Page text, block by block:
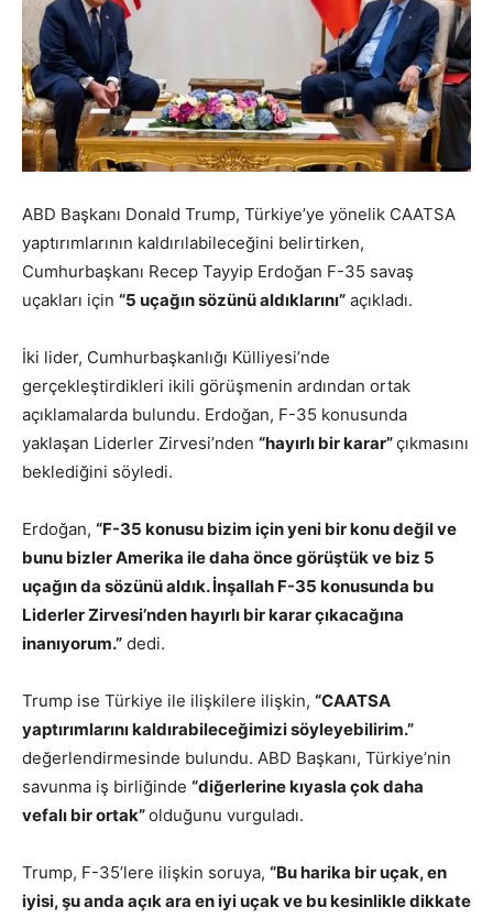
ABD Başkanı Donald Trump, Türkiye’ye yönelik CAATSA
yaptırımlarının kaldırılabileceğini belirtirken,
Cumhurbaşkanı Recep Tayyip Erdoğan F-35 savaş
uçakları için “5 uçağın sözünü aldıklarını” açıkladı.
İki lider, Cumhurbaşkanlığı Külliyesi’nde
gerçekleştirdikleri ikili görüşmenin ardından ortak
açıklamalarda bulundu. Erdoğan, F-35 konusunda
yaklaşan Liderler Zirvesi’nden “hayırlı bir karar”çıkmasını
beklediğini söyledi.
Erdoğan, “F-35 konusu bizim için yeni bir konu değil ve
bunu bizler Amerika ile daha önce görüştük ve biz 5
uçağın da sözünü aldık. İnşallah F-35 konusunda bu
Liderler Zirvesi’nden hayırlı bir karar çıkacağına
inanıyorum.” dedi.
Trump ise Türkiye ile ilişkilere ilişkin, “CAATSA
yaptırımlarını kaldırabileceğimizi söyleyebilirim.”
değerlendirmesinde bulundu. ABD Başkanı, Türkiye’nin
savunma iş birliğinde “diğerlerine kıyasla çok daha
vefalı bir ortak”olduğunu vurguladı.
Trump, F-35’lere ilişkin soruya, “Bu harika bir uçak, en
iyisi, şu anda açık ara en iyi uçak ve bu kesinlikle dikkate